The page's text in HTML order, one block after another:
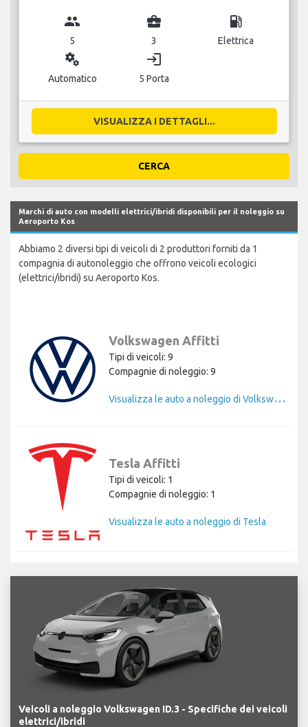
group
5
business_center
3
local_gas_station
Elettrica
miscellaneous_services
Automatico
login
5 Porta
VISUALIZZA I DETTAGLI...
CERCA
Marchi di auto con modelli elettrici/ibridi disponibili per il noleggio su
Aeroporto Kos
Abbiamo 2 diversi tipi di veicoli di 2 produttori forniti da 1
compagnia di autonoleggio che offrono veicoli ecologici
(elettrici/ibridi) su Aeroporto Kos.
Volkswagen Affitti
Tipi di veicoli: 9
Compagnie di noleggio: 9
V
isualizza le auto a noleggio di Volkswagen
Tesla Affitti
Tipi di veicoli: 1
Compagnie di noleggio: 1
Visualizza le auto a noleggio di Tesla
Veicoli a noleggio Volkswagen ID.3 - Specifiche dei veicoli
elettrici/ibridi